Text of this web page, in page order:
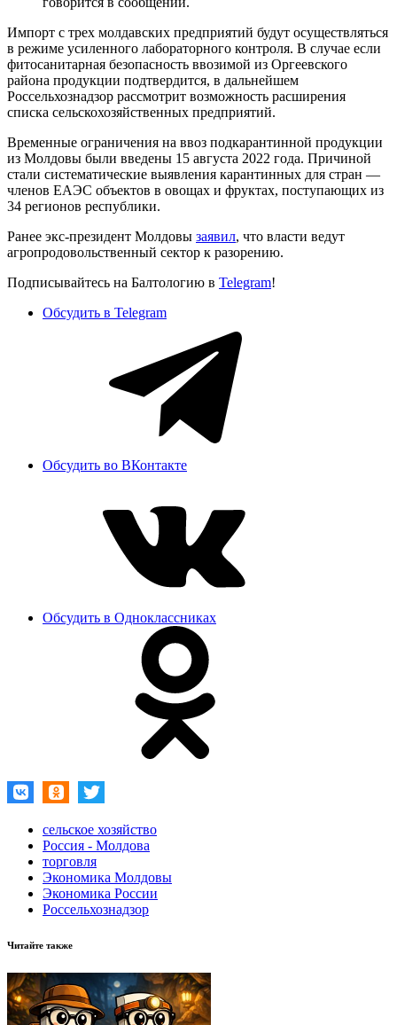
Импорт с трех молдавских предприятий будут осуществляться
в режиме усиленного лабораторного контроля. В случае если
фитосанитарная безопасность ввозимой из Оргеевского
района продукции подтвердится, в дальнейшем
Россельхознадзор рассмотрит возможность расширения
списка сельскохозяйственных предприятий.
Временные ограничения на ввоз подкарантинной продукции
из Молдовы были введены 15 августа 2022 года. Причиной
стали систематические выявления карантинных для стран —
членов ЕАЭС объектов в овощах и фруктах, поступающих из
34 регионов республики.
Ранее экс-президент Молдовы заявил, что власти ведут
агропродовольственный сектор к разорению.
Подписывайтесь на Балтологию в Telegram!
Обсудить в Telegram
Обсудить во ВКонтакте
Обсудить в Одноклассниках
сельское хозяйство
Россия - Молдова
торговля
Экономика Молдовы
Экономика России
Россельхознадзор
Читайте также